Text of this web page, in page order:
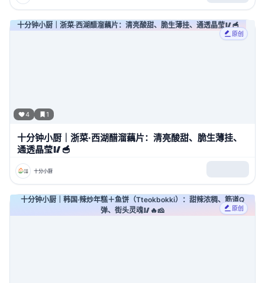
十分钟小厨｜浙菜·西湖醋溜藕片：清亮酸甜、脆生薄挂、通透晶莹🥢🥣
原创
4 1
十分钟小厨｜浙菜·西湖醋溜藕片：清亮酸甜、脆生薄挂、
通透晶莹🥢🥣
十分小厨
十分钟小厨｜韩国·辣炒年糕＋鱼饼（Tteokbokki）：甜辣浓稠、筋道Q
弹、街头灵魂🥢🔥🧀
原创